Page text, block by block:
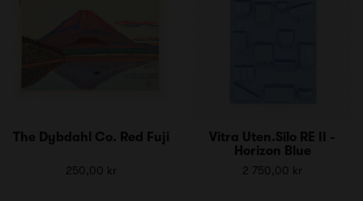
The Dybdahl Co. Red Fuji
250,00 kr
Vitra Uten.Silo RE II -
Horizon Blue
2 750,00 kr